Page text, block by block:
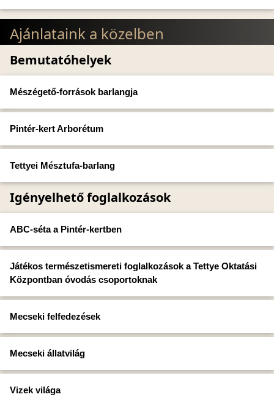
Ajánlataink a közelben
Bemutatóhelyek
Mészégető-források barlangja
Pintér-kert Arborétum
Tettyei Mésztufa-barlang
Igényelhető foglalkozások
ABC-séta a Pintér-kertben
Játékos természetismereti foglalkozások a Tettye Oktatási
Központban óvodás csoportoknak
Mecseki felfedezések
Mecseki állatvilág
Vizek világa